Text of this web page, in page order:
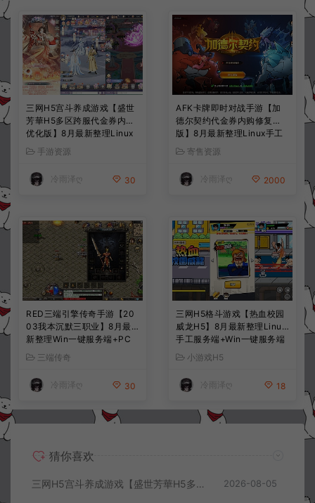
三网H5宫斗养成游戏【盛世
芳華H5多区跨服代金券内购
优化版】8月最新整理Linux
手工服务端+CDK授权后台
+全资源安卓+详细搭建教程
+视频教程
手游资源
冷雨泽ღ 30
AFK卡牌即时对战手游【加
德尔契约代金券内购修复
版】8月最新整理Linux手工
服务端+前后端全套源码+CD
K授权后台+安卓苹果双端
+详细搭建教程+视频教程
寄售资源
冷雨泽ღ 2000
RED三端引擎传奇手游【20
03我本沉默三职业】8月最
新整理Win一键服务端+PC
安卓+详细搭建教程
三端传奇
冷雨泽ღ 30
三网H5格斗游戏【热血校园
威龙H5】8月最新整理Linux
手工服务端+Win一键服务端
+解压即玩+简易安卓客户端
+详细搭建教程
小游戏H5
冷雨泽ღ 18
猜你喜欢
三网H5宫斗养成游戏【盛世芳華H5多区跨服代金券内购优化版】8月最新整理Linux手工服务端+CDK授权后台+全资源安卓+详细搭建教程+视频教程 2026-08-05